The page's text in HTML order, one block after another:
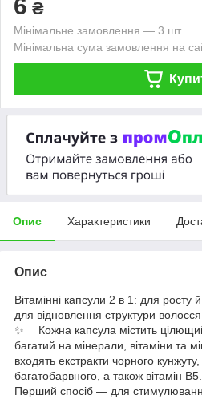
6 ₴
Мінімальне замовлення — 3 шт.
Мінімальна сума замовлення на
Опис Характеристики
Опис
Вітамінні капсули 2 в 1: для росту
для відновлення структури
✨ ⠀ Кожна капсула містить
багатий на мінерали, вітаміни та
входять екстракти чорного кунжуту,
багатобарвного, а також вітамін
Перший спосіб — для